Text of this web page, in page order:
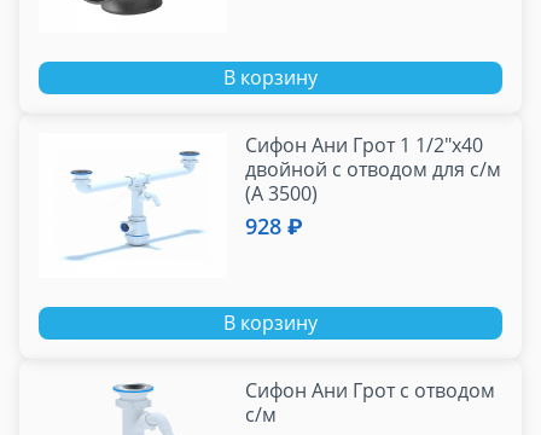
В корзину
Сифон Ани Грот 1 1/2"х40
двойной с отводом для с/м
(А 3500)
928 ₽
В корзину
Сифон Ани Грот с отводом
с/м